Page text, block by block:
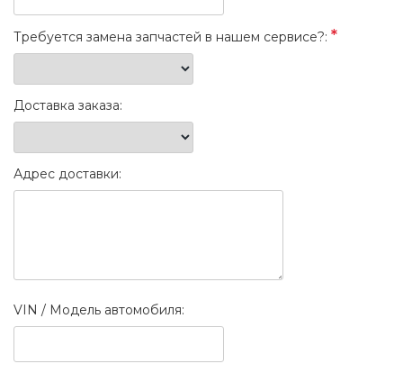
Требуется замена запчастей в нашем сервисе?: *
Доставка заказа:
Адрес доставки:
VIN / Модель автомобиля: